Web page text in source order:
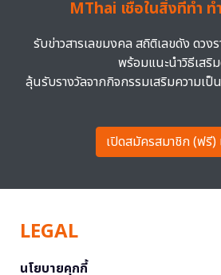
MThai เชื่อในสิ่งที่ทำ ท
รับข่าวสารเลขมงคล สถิติเลขดัง ดวง
พร้อมแนะนำวิธีเสริ
ลุ้นรับรางวัลจากกิจกรรมเสริมความเ
เปิดสมัครสมาชิก (ฟรี)
LEGAL
นโยบายคุกกี้